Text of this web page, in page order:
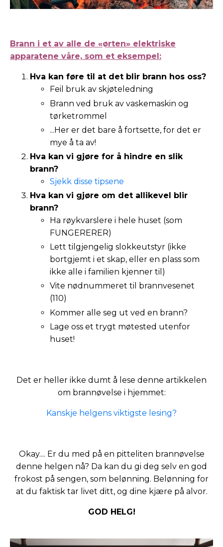
Brann i et av alle de «ørten» elektriske
apparatene våre, som et eksempel:
Hva kan føre til at det blir brann hos oss?
Feil bruk av skjøteledning
Brann ved bruk av vaskemaskin og
tørketrommel
...Her er det bare å fortsette, for det er
mye å ta av!
Hva kan vi gjøre for å hindre en slik
brann?
Sjekk disse tipsene
Hva kan vi gjøre om det allikevel blir
brann?
Ha røykvarslere i hele huset (som
FUNGERERER)
Lett tilgjengelig slokkeutstyr (ikke
bortgjemt i et skap, eller en plass som
ikke alle i familien kjenner til)
Vite nødnummeret til brannvesenet
(110)
Kommer alle seg ut ved en brann?
Lage oss et trygt møtested utenfor
huset!
Det er heller ikke dumt å lese denne artikkelen
om brannøvelse i hjemmet:
Kanskje helgens viktigste lesing?
Okay.... Er du med på en pitteliten brannøvelse
denne helgen nå? Da kan du gi deg selv en god
frokost på sengen, som belønning. Belønning for
at du faktisk tar livet ditt, og dine kjære på alvor.
GOD HELG!